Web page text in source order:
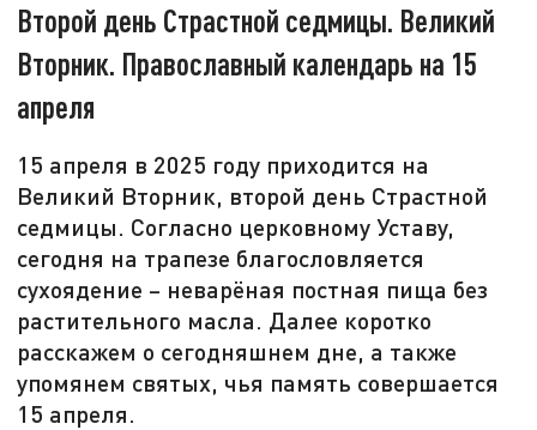
Второй день Страстной седмицы. Великий
Вторник. Православный календарь на 15
апреля
15 апреля в 2025 году приходится на
Великий Вторник, второй день Страстной
седмицы. Согласно церковному Уставу,
сегодня на трапезе благословляется
сухоядение – неварёная постная пища без
растительного масла. Далее коротко
расскажем о сегодняшнем дне, а также
упомянем святых, чья память совершается
15 апреля.